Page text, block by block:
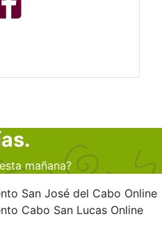
mañana?
San José del Cabo Online
Cabo San Lucas Online